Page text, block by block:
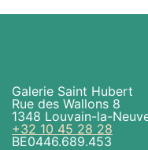
Galerie Saint Hubert
Rue des Wallons 8
1348 Louvain-la-
+32 10 45 28 28
BE0446.689.453